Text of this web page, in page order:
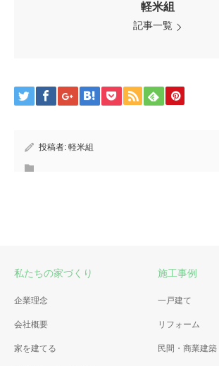
軽米組
記事一覧
投稿者: 軽米組
私たちの家づくり
企業理念
会社概要
家を建てる
施工事例
一戸建て
リフォーム
民間・商業建築